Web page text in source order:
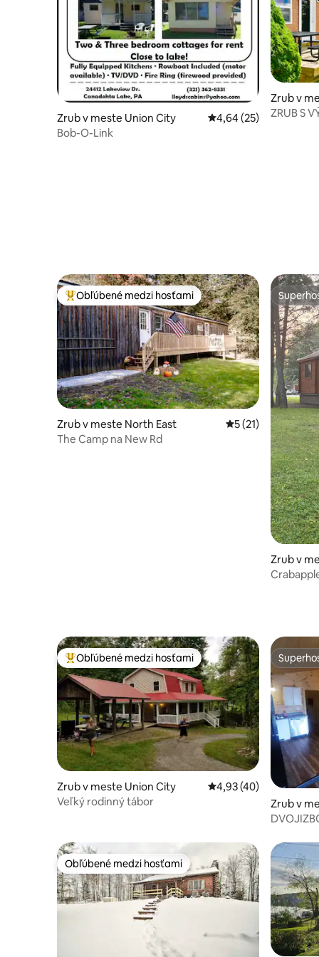
Zrub v meste Union City Priemerné
4,64 (25)
Bob-O-Link
Zrub v
ZRUB S
Najobľúbenejšie medzi hosťami
Obľúbené medzi hosťami
Zrub v meste North East Priemerné
5 (21)
The Camp na New Rd
Zrub v
Najobľúbenejšie medzi hosťami
Obľúbené medzi hosťami
Zrub v meste Union City Priemerné
4,93 (40)
Veľký rodinný tábor
Zrub v
Obľúbené medzi hosťami
Obľúbené medzi hosťami